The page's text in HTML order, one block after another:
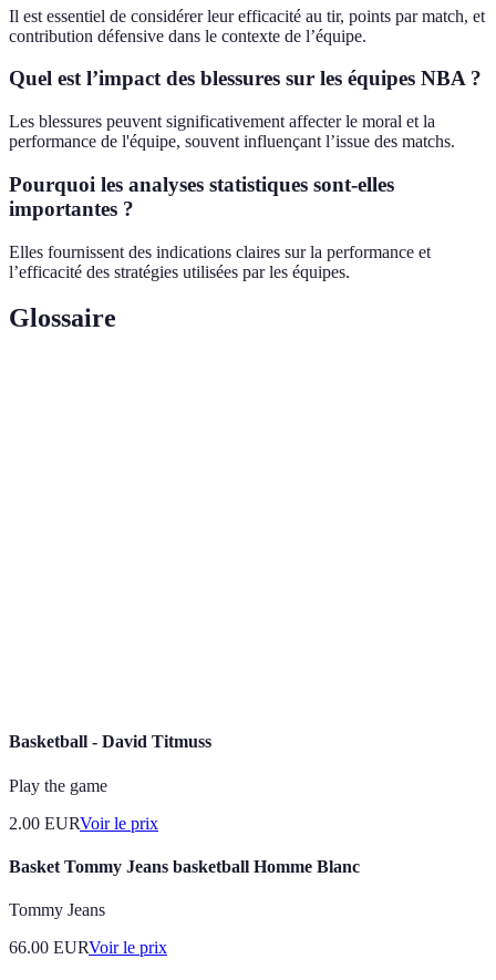
Il est essentiel de considérer leur efficacité au tir, points par match, et
contribution défensive dans le contexte de l’équipe.
Quel est l’impact des blessures sur les équipes NBA ?
Les blessures peuvent significativement affecter le moral et la
performance de l'équipe, souvent influençant l’issue des matchs.
Pourquoi les analyses statistiques sont-elles
importantes ?
Elles fournissent des indications claires sur la performance et
l’efficacité des stratégies utilisées par les équipes.
Glossaire
Basketball - David Titmuss
Play the game
2.00 EURVoir le prix
Basket Tommy Jeans basketball Homme Blanc
Tommy Jeans
66.00 EURVoir le prix